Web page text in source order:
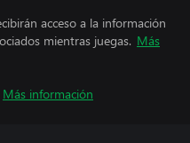
acceso a la información
mientras juegas. Más
Más información